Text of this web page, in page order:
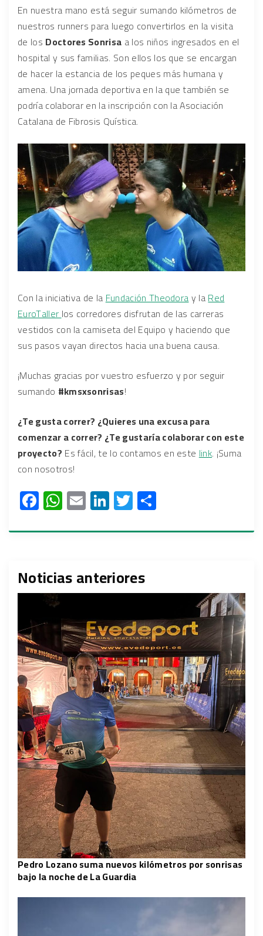
En nuestra mano está seguir sumando kilómetros de
nuestros runners para luego convertirlos en la visita
de los Doctores Sonrisa a los niños ingresados en el
hospital y sus familias. Son ellos los que se encargan
de hacer la estancia de los peques más humana y
amena. Una jornada deportiva en la que también se
podría colaborar en la inscripción con la Asociación
Catalana de Fibrosis Quística.
Con la iniciativa de laFundación Theodoray laRed
EuroTallerlos corredores disfrutan de las carreras
vestidos con la camiseta del Equipo y haciendo que
sus pasos vayan directos hacia una buena causa.
¡Muchas gracias por vuestro esfuerzo y por seguir
sumando #kmsxsonrisas!
¿Te gusta correr? ¿Quieres una excusa para
comenzar a correr? ¿Te gustaría colaborar con este
proyecto? Es fácil, te lo contamos en estelink. ¡Suma
con nosotros!
F
ac
e
o
ok
W
h
at
A
p
p
E
m
ail
Li
nk
e
n
T
wi
tt m
tir
Noticias anteriores
Pedro Lozano suma nuevos kilómetros por sonrisas
bajo la noche de La Guardia